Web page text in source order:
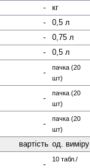
-
кг
-
0,5 л
-
0,75 л
-
0,5 л
-
пачка (20
шт)
-
пачка (20
шт)
-
пачка (20
шт)
вартість од. виміру
-
10 табл./